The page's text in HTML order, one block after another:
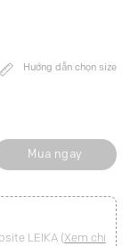
Hướng dẫn chọn size
Mua ngay
LEIKA (Xem chi